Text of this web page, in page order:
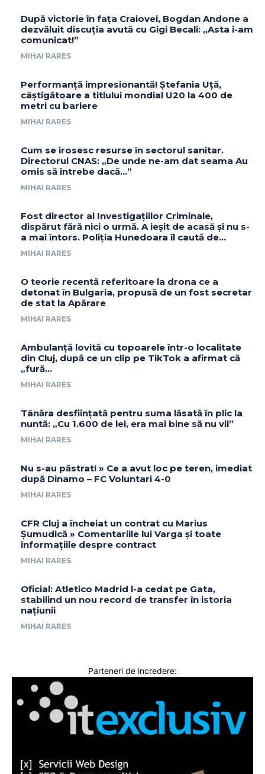
După victorie în fața Craiovei, Bogdan Andone a
dezvăluit discuția avută cu Gigi Becali: „Asta i-am
comunicat!”
MIHAI RARES
Performanță impresionantă! Ștefania Uță,
câștigătoare a titlului mondial U20 la 400 de
metri cu bariere
MIHAI RARES
Cum se irosesc resurse în sectorul sanitar.
Directorul CNAS: „De unde ne-am dat seama Au
omis să întrebe dacă…”
MIHAI RARES
Fost director al Investigațiilor Criminale,
dispărut fără nici o urmă. A ieșit de acasă și nu s-
a mai întors. Poliția Hunedoara îl caută de...
MIHAI RARES
O teorie recentă referitoare la drona ce a
detonat în Bulgaria, propusă de un fost secretar
de stat la Apărare
MIHAI RARES
Ambulanță lovită cu topoarele într-o localitate
din Cluj, după ce un clip pe TikTok a afirmat că
„fură…
MIHAI RARES
Tânăra desființată pentru suma lăsată în plic la
nuntă: „Cu 1.600 de lei, era mai bine să nu vii”
MIHAI RARES
Nu s-au păstrat! » Ce a avut loc pe teren, imediat
după Dinamo – FC Voluntari 4-0
MIHAI RARES
CFR Cluj a încheiat un contrat cu Marius
Șumudică » Comentariile lui Varga și toate
informațiile despre contract
MIHAI RARES
Oficial: Atletico Madrid l-a cedat pe Gata,
stabilind un nou record de transfer în istoria
națiunii
MIHAI RARES
Parteneri de incredere: